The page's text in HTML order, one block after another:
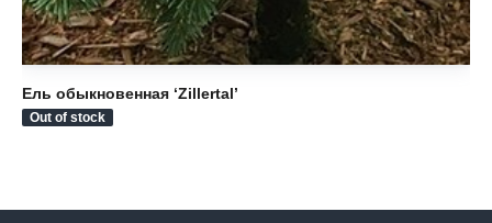
Ель обыкновенная ‘Zillertal’
Out of stock